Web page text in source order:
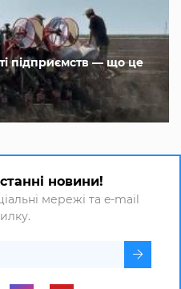
підприємств — що це
новини!
мережі та e-mail